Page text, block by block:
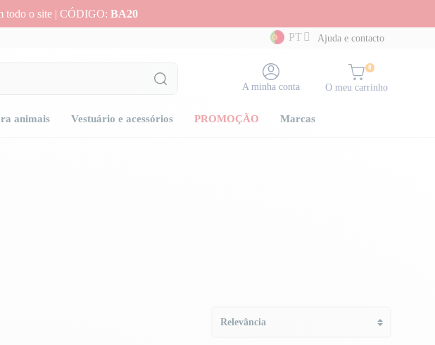
todo o site | CÓDIGO: BA20
PT
Ajuda e contacto
A minha conta
0
O meu carrinho
animais Vestuário e acessórios PROMOÇÃO Marcas